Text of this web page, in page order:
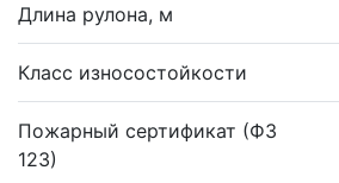
Длина рулона, м
Класс износостойкости
Пожарный сертификат (ФЗ
123)